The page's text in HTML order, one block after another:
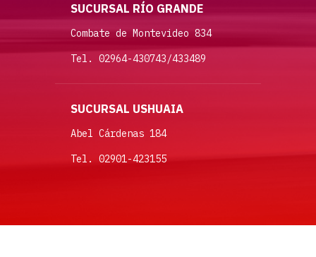
SUCURSAL RÍO GRANDE
Combate de Montevideo 834
Tel. 02964-430743/433489
SUCURSAL USHUAIA
Abel Cárdenas 184
Tel. 02901-423155